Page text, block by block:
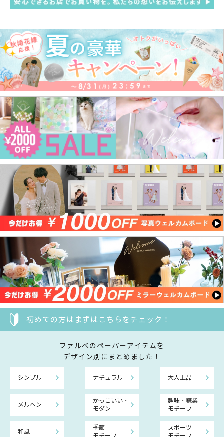
初めての方はまずはこちらをチェック！
ファルべのペーパーアイテムを
デザイン別にまとめました！
シンプル ナチュラル 大人上品
メルヘン
かっこいい・
モダン
趣味・職業
モチーフ
和風
季節
スポーツ